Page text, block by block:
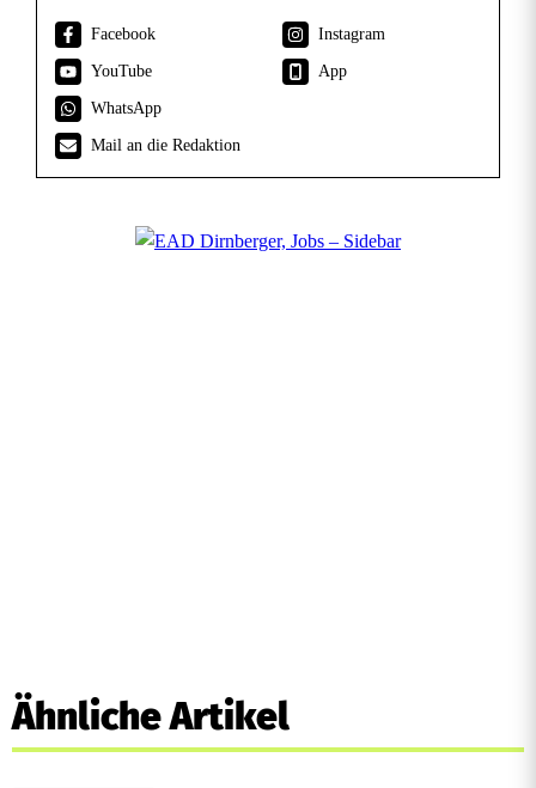
Facebook
Instagram
YouTube
App
WhatsApp
Mail an die Redaktion
Ähnliche Artikel